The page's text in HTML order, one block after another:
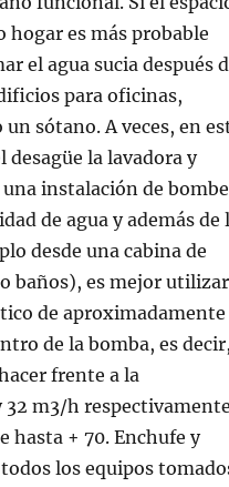
hogar es más probable
el agua sucia después
para oficinas,
sótano. A veces, en
desagüe la lavadora y
instalación de
de agua y además de
desde una cabina de
baños), es mejor utilizar
de aproximadamente
de la bomba, es decir,
frente a la
m3/h
hasta + 70. Enchufe y
los equipos